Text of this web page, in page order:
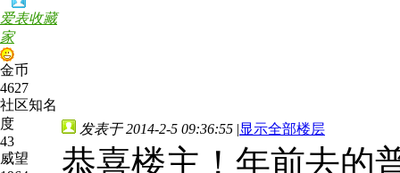
爱表收藏
家
金币
4627
社区知名
度
43
威望
发表于 2014-2-5 09:36:55 |显示全部楼层
恭喜楼主！年前去的